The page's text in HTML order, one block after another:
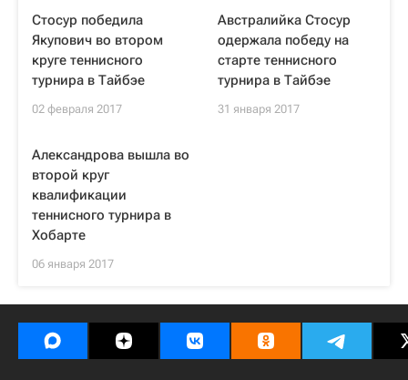
Стосур победила
Якупович во втором
круге теннисного
турнира в Тайбэе
02 февраля 2017
Австралийка Стосур
одержала победу на
старте теннисного
турнира в Тайбэе
31 января 2017
Александрова вышла во
второй круг
квалификации
теннисного турнира в
Хобарте
06 января 2017